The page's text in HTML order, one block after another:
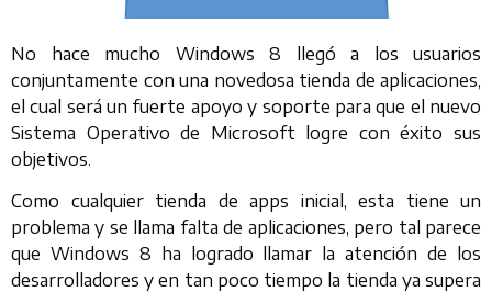
No hace mucho Windows 8 llegó a los usuarios
conjuntamente con una novedosa tienda de aplicaciones,
el cual será un fuerte apoyo y soporte para que el nuevo
Sistema Operativo de Microsoft logre con éxito sus
objetivos.
Como cualquier tienda de apps inicial, esta tiene un
problema y se llama falta de aplicaciones, pero tal parece
que Windows 8 ha logrado llamar la atención de los
desarrolladores y en tan poco tiempo la tienda ya supera